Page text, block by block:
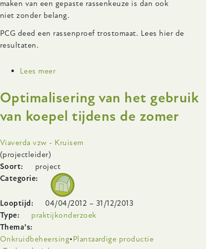
maken van een gepaste rassenkeuze is dan ook
niet zonder belang.
PCG deed een rassenproef trostomaat. Lees hier de
resultaten.
Lees meer
trostomaat:
Bonaparte
blijft
rassenkeuze,
voor
energiezuinige
teelt
Optimalisering van het gebruik
van koepel tijdens de zomer
Onderzoeksinstelling
Viaverda vzw - Kruisem
(projectleider)
Soort
project
Categorie
Looptijd 04/04/2012 – 31/12/2013
Type
praktijkonderzoek
Thema’s
Onkruidbeheersing Plantaardige productie